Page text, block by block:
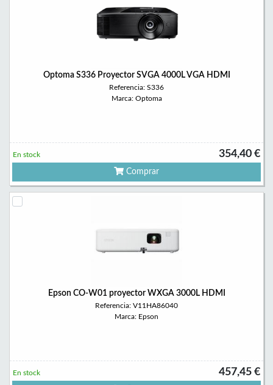
Optoma S336 Proyector SVGA 4000L VGA HDMI
Referencia: S336
Marca: Optoma
354,40 €
En stock
Comprar
Epson CO-W01 proyector WXGA 3000L HDMI
Referencia: V11HA86040
Marca: Epson
457,45 €
En stock